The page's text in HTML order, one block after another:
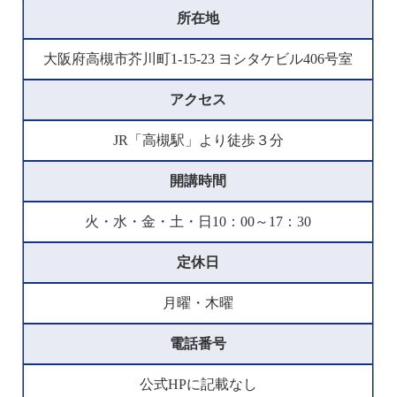
所在地
大阪府高槻市芥川町1-15-23 ヨシタケビル406号室
アクセス
JR「高槻駅」より徒歩３分
開講時間
火・水・金・土・日10：00～17：30
定休日
月曜・木曜
電話番号
公式HPに記載なし